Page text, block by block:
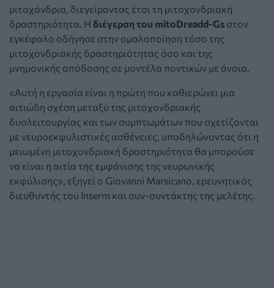
μιτοχόνδρια, διεγείροντας έτσι τη μιτοχονδριακή
δραστηριότητα. Η διέγερση του mitoDreadd-Gs στον
εγκέφαλο οδήγησε στην ομαλοποίηση τόσο της
μιτοχονδριακής δραστηριότητας όσο και της
μνημονικής απόδοσης σε μοντέλα ποντικών με άνοια.
«Αυτή η εργασία είναι η πρώτη που καθιερώνει μια
αιτιώδη σχέση μεταξύ της μιτοχονδριακής
δυσλειτουργίας και των συμπτωμάτων που σχετίζονται
με νευροεκφυλιστικές ασθένειες, υποδηλώνοντας ότι η
μειωμένη μιτοχονδριακή δραστηριότητα θα μπορούσε
να είναι η αιτία της εμφάνισης της νευρωνικής
εκφύλισης», εξηγεί ο Giovanni Marsicano, ερευνητικός
διευθυντής του Inserm και συν-συντάκτης της μελέτης.